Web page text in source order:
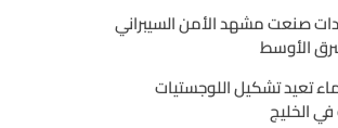
صنعت مشهد الأمن السيبراني
الأوسط
تعيد تشكيل اللوجستيات
الخليج